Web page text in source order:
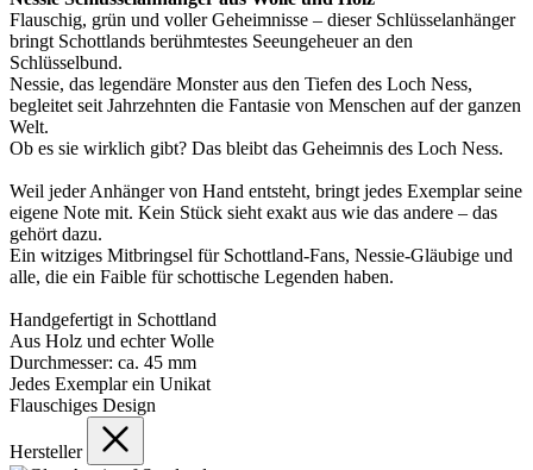
Flauschig, grün und voller Geheimnisse – dieser Schlüsselanhänger
bringt Schottlands berühmtestes Seeungeheuer an den
Schlüsselbund.
Nessie, das legendäre Monster aus den Tiefen des Loch Ness,
begleitet seit Jahrzehnten die Fantasie von Menschen auf der ganzen
Welt.
Ob es sie wirklich gibt? Das bleibt das Geheimnis des Loch Ness.
Weil jeder Anhänger von Hand entsteht, bringt jedes Exemplar seine
eigene Note mit. Kein Stück sieht exakt aus wie das andere – das
gehört dazu.
Ein witziges Mitbringsel für Schottland-Fans, Nessie-Gläubige und
alle, die ein Faible für schottische Legenden haben.
Handgefertigt in Schottland
Aus Holz und echter Wolle
Durchmesser: ca. 45 mm
Jedes Exemplar ein Unikat
Flauschiges Design
Hersteller